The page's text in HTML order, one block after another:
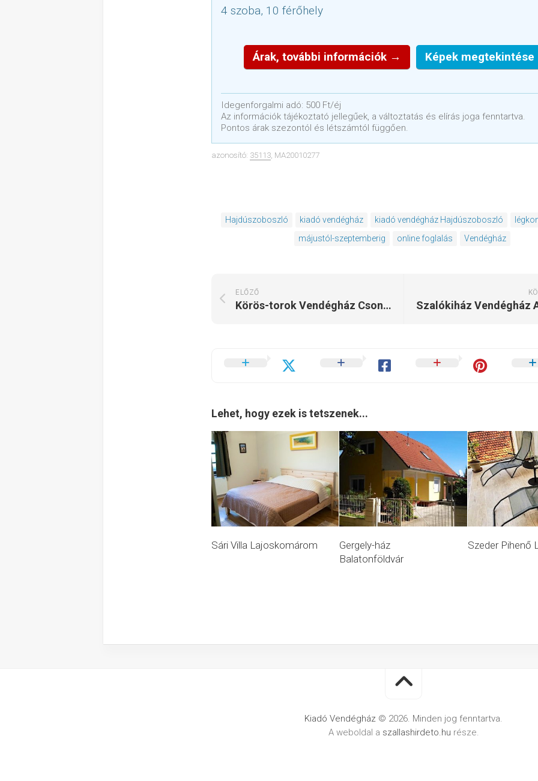
4 szoba, 10 férőhely
Árak, további információk → Képek
Idegenforgalmi adó: 500 Ft/éj
Az információk tájékoztató jellegűek, a változtatás és elírás joga fenntartva.
Pontos árak szezontól és létszámtól függően.
azonosító: 35113, MA20010277
Hajdúszoboszló kiadó vendégház kiadó vendégház Hajdúszoboszló
májustól-szeptemberig
online foglalás Vendégház
ELŐZŐ
Körös-torok Vendégház Csongrád
Lehet, hogy ezek is tetszenek...
Sári Villa Lajoskomárom
Gergely-ház
Balatonföldvár
Szeder Pihenő
Kiadó Vendégház © 2026. Minden jog fenntartva.
A weboldal a szallashirdeto.hu része.